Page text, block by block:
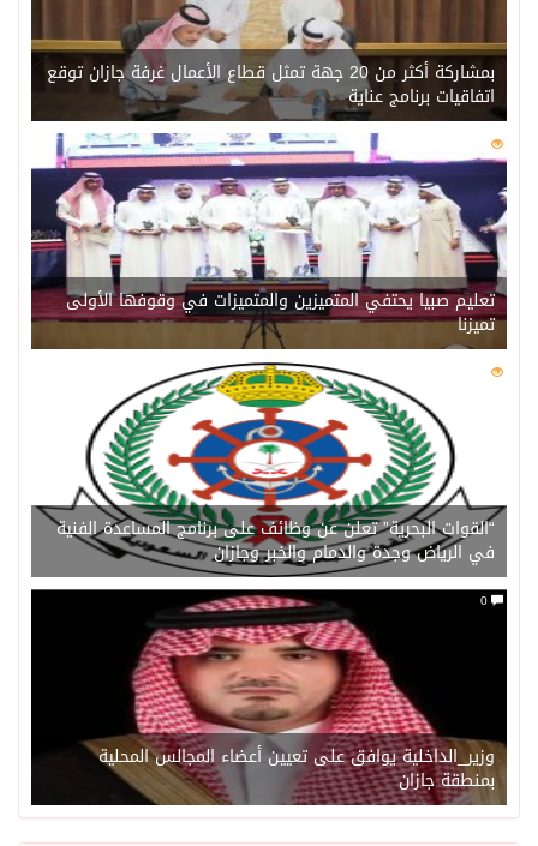
بمشاركة أكثر من 20 جهة تمثل قطاع الأعمال غرفة جازان توقع
اتفاقيات برنامج عناية
202
تعليم صبيا يحتفي المتميزين والمتميزات في وقوفها الأولى
تميزنا
201
“القوات البحرية” تعلن عن وظائف على برنامج المساعدة الفنية
في الرياض وجدة والدمام والخبر وجازان
وزير_الداخلية يوافق على تعيين أعضاء المجالس المحلية
بمنطقة جازان